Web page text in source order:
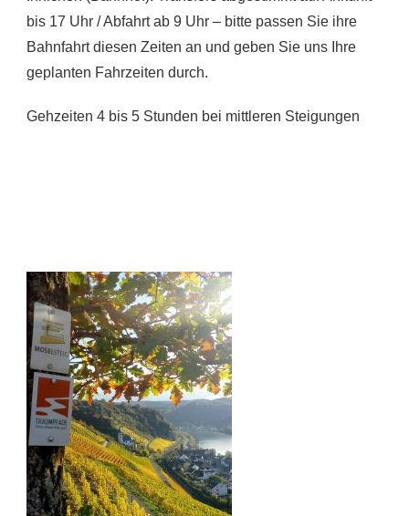
bis 17 Uhr / Abfahrt ab 9 Uhr – bitte passen Sie ihre
Bahnfahrt diesen Zeiten an und geben Sie uns Ihre
geplanten Fahrzeiten durch.
Gehzeiten 4 bis 5 Stunden bei mittleren Steigungen